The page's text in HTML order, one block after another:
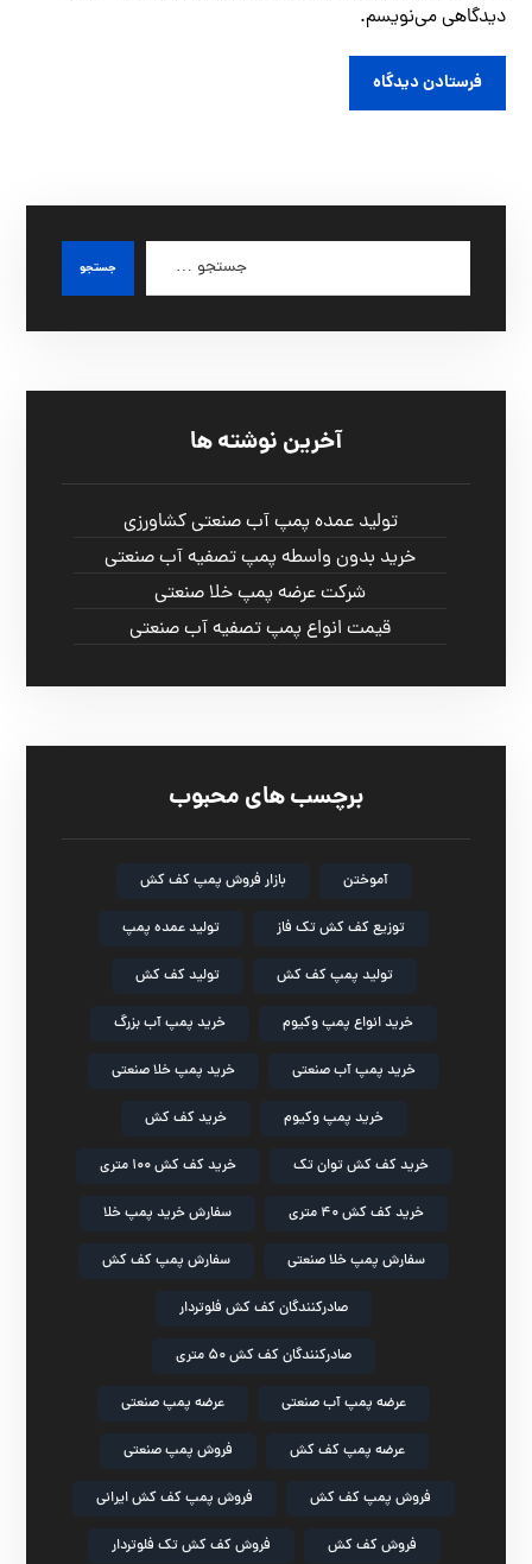
دیدگاهی می‌نویسم.
آخرین نوشته ها
تولید عمده پمپ آب صنعتی کشاورزی
خرید بدون واسطه پمپ تصفیه آب صنعتی
شرکت عرضه پمپ خلا صنعتی
قیمت انواع پمپ تصفیه آب صنعتی
برچسب های محبوب
آموختن بازار فروش پمپ کف کش
توزیع کف کش تک فاز تولید عمده پمپ
تولید پمپ کف کش تولید کف کش
خرید انواع پمپ وکیوم خرید پمپ آب بزرگ
خرید پمپ آب صنعتی خرید پمپ خلا صنعتی
خرید پمپ وکیوم خرید کف کش
خرید کف کش توان تک خرید کف کش ۱۰۰ متری
خرید کف کش ۴۰ متری سفارش خرید پمپ خلا
سفارش پمپ خلا صنعتی سفارش پمپ کف کش
صادرکنندگان کف کش فلوتردار
صادرکنندگان کف کش ۵۰ متری
عرضه پمپ آب صنعتی عرضه پمپ صنعتی
عرضه پمپ کف کش فروش پمپ صنعتی
فروش پمپ کف کش فروش پمپ کف کش ایرانی
فروش کف کش فروش کف کش تک فلوتردار